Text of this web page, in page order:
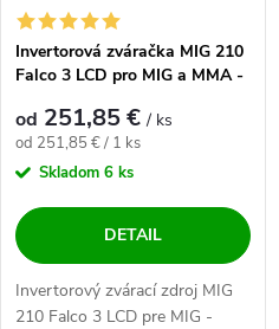
Invertorová zváračka MIG 210
Falco 3 LCD pro MIG a MMA -
od 251,85 €/ ks
Jednotková cena:
od 251,85 € / 1 ks
Skladom 6 ks
DETAIL
Invertorový zvárací zdroj MIG
210 Falco 3 LCD pre MIG -